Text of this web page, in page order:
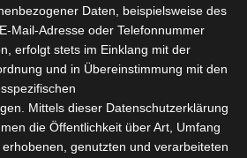
im
Herbst
3. November 2021
Ihr Lieben,
Daten, beispielsweise des
Mail-Adresse oder Telefonnummer
erfolgt stets im Einklang mit der
und in Übereinstimmung mit den
Mittels dieser Datenschutzerklärung
die Öffentlichkeit über Art, Umfang
genutzten und verarbeiteten